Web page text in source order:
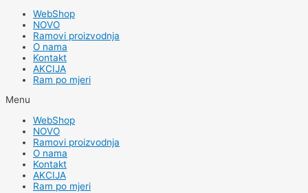
WebShop
NOVO
Ramovi proizvodnja
O nama
Kontakt
AKCIJA
Ram po mjeri
Menu
WebShop
NOVO
Ramovi proizvodnja
O nama
Kontakt
AKCIJA
Ram po mjeri